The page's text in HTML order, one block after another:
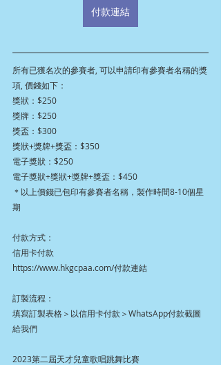
付款連結
所有已獲名次的參賽者, 可以申請印有參賽者名稱的獎
項, 價錢如下：
獎狀：$250
獎牌：$250
獎盃：$300
獎狀+獎牌+獎盃：$350
電子獎狀：$250
電子獎狀+獎狀+獎牌+獎盃：$450
＊以上價錢已包印有參賽者名稱，製作時間8-10個星
期
付款方式：
信用卡付款
https://www.hkgcpaa.com/付款連結
訂製流程：
填寫訂製表格＞以信用卡付款＞WhatsApp付款截圖
給我們
2023第二屆天才兒童歌唱跳舞比賽